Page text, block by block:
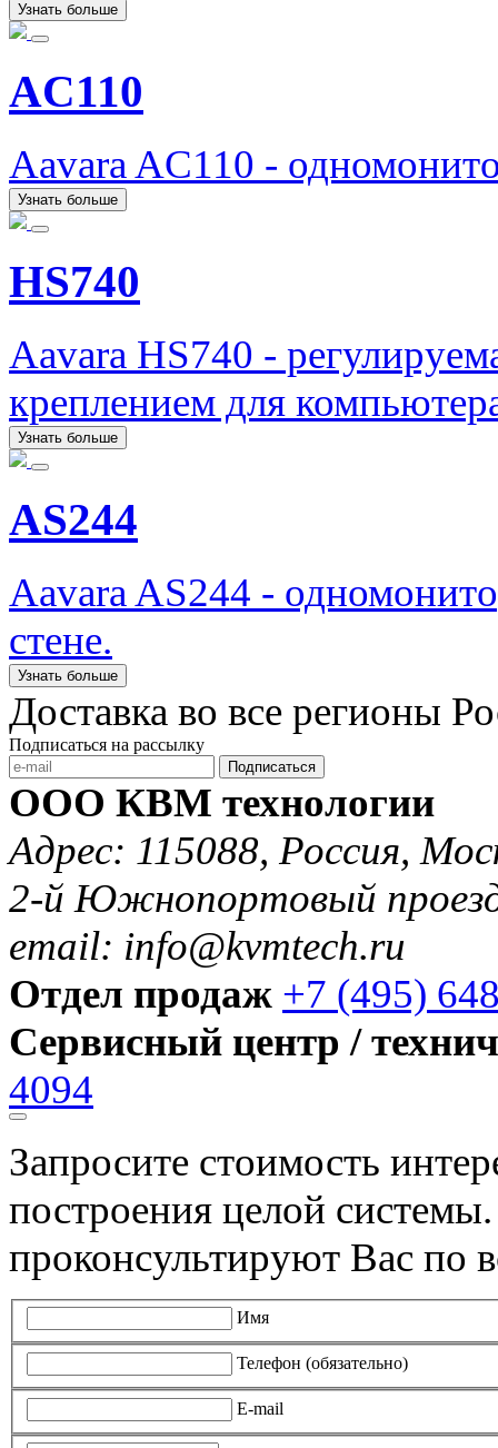
Узнать больше
AC110
Aavara AC110 -
Узнать больше
HS740
Aavara HS740 -
креплением для
Узнать больше
AS244
Aavara AS244 -
стене.
Узнать больше
Доставка во все регионы
Подписаться на рассылку
Подписаться
ООО КВМ технологии
Адрес: 115088, Россия,
2-й Южнопортовый
email: info@kvmtech.ru
Отдел продаж +7 (495)
Сервисный центр /
4094
Запросите стоимость
построения целой
проконсультируют Вас по
Имя
Телефон (обязательно)
E-mail